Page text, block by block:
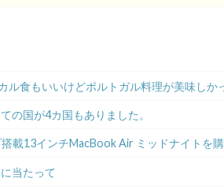
ル食もいいけどポルトガル料理が美味しか
の国が4カ国もありました。
載13インチMacBook Air ミッドナイトを購
当たって